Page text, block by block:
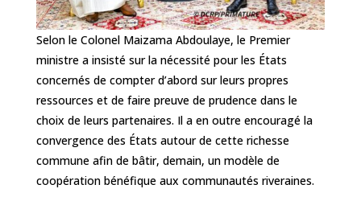
Selon le Colonel Maizama Abdoulaye, le Premier
ministre a insisté sur la nécessité pour les États
concernés de compter d’abord sur leurs propres
ressources et de faire preuve de prudence dans le
choix de leurs partenaires. Il a en outre encouragé la
convergence des États autour de cette richesse
commune afin de bâtir, demain, un modèle de
coopération bénéfique aux communautés riveraines.